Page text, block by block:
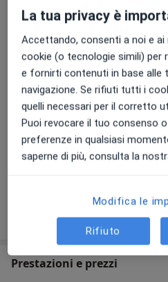
Consulenza online
Foto e video
Visualizza galleria (14)
Mostra
Prestazioni e prezzi
La tua privacy è
Accettando, consenti a noi e
cookie (o tecnologie simili) per
e fornirti contenuti in base alle
navigazione. Se rifiuti tutti i
quelli necessari per il corretto
Puoi revocare il tuo consenso
preferenze in qualsiasi
saperne di più, consulta la
Modifica le
Rifiuto